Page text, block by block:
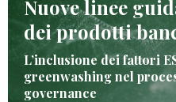
Nuove linee
dei prodotti
L’inclusione dei fattori
greenwashing nel
governance